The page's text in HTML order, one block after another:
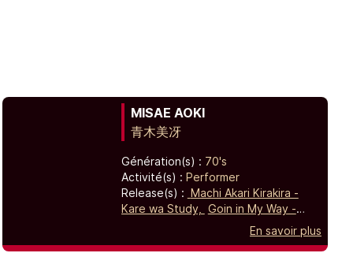
MISAE AOKI
青木美冴
Génération(s) : 70's
Activité(s) : Performer
Release(s) : Machi Akari Kirakira -
Kare wa Study,
Goin in My Way -
Ureshi Taiken -
En savoir plus